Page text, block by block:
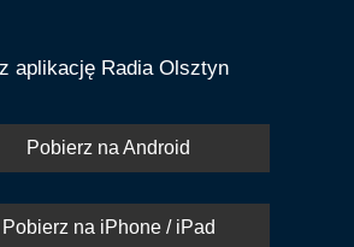
aplikację Radia Olsztyn
Pobierz na Android
Pobierz na iPhone / iPad